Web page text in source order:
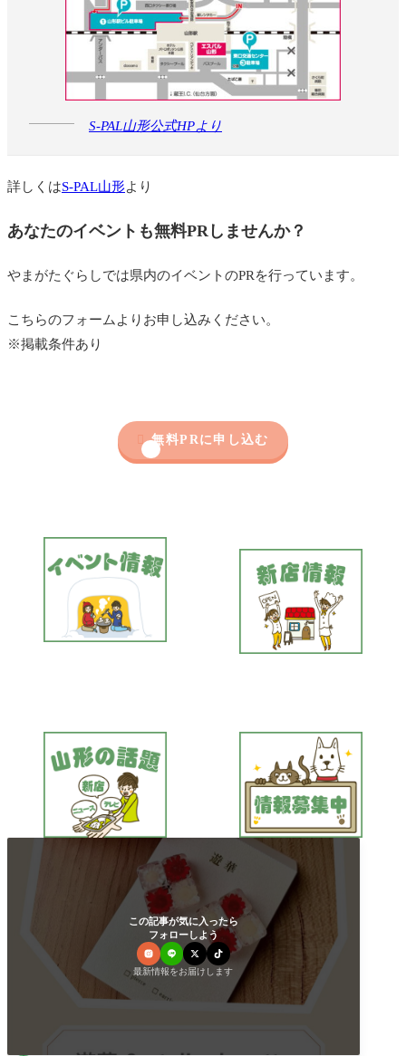
S-PAL山形公式HPより
詳しくはS-PAL山形より
あなたのイベントも無料PRしませんか？
やまがたぐらしでは県内のイベントのPRを行っています。
こちらのフォームよりお申し込みください。
※掲載条件あり
 無料PRに申し込む
この記事が気に入ったら
フォローしよう
最新情報をお届けします